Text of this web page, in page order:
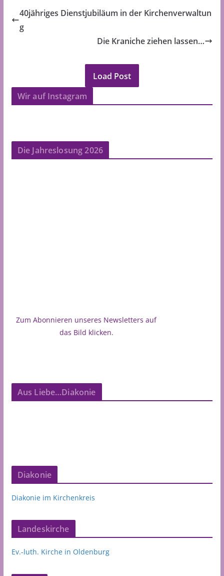
40jähriges Dienstjubiläum in der Kirchenverwaltun
g
Die Kraniche ziehen lassen…
Load Post
Wir auf Instagram
Die Jahreslosung 2026
Zum Abonnieren unseres Newsletters auf
das Bild klicken.
Aus Liebe…Diakonie
Diakonie
Diakonie im Kirchenkreis
Landeskirche
Ev.-luth. Kirche in Oldenburg